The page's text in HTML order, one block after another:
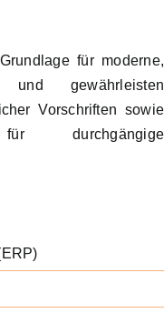
für moderne,
und gewährleisten
Vorschriften sowie
durchgängige